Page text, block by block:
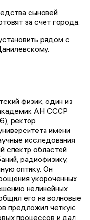
сыновей
за счет города.
рядом с
физик, один из
академик АН СССР
ректор
имени
исследования
спектр областей
радиофизику,
оптику. Он
укороченных
нелинейных
его на волновые
предложил четкую
процессов и дал